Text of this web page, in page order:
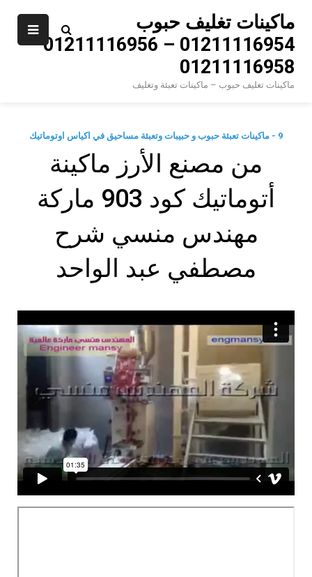
content
ماكينات تغليف حبوب
01211116954 – 01211116956 –
01211116958
ماكينات تغليف حبوب – ماكينات تعبئة وتغليف
9 - ماكينات تعبئة حبوب و حبيبات وتعبئة مساحيق في اكياس اوتوماتيك
‫من مصنع الأرز ماكينة
أتوماتيك كود 903 ماركة
مهندس منسي شرح